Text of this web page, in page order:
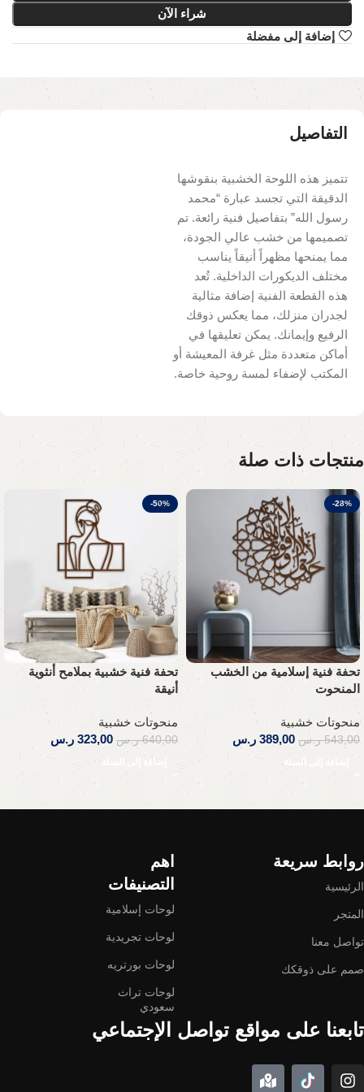
شراء الآن
إضافة إلى مفضلة
التفاصيل
تتميز هذه اللوحة الخشبية بنقوشها
الدقيقة التي تجسد عبارة “محمد
رسول الله” بتفاصيل فنية رائعة. تم
تصميمها من خشب عالي الجودة،
مما يمنحها مظهراً أنيقاً يناسب
مختلف الديكورات الداخلية. تُعد
هذه القطعة الفنية إضافة مثالية
لجدران منزلك، مما يعكس ذوقك
الرفيع وإيمانك. يمكن تعليقها في
أماكن متعددة مثل غرفة المعيشة أو
المكتب لإضفاء لمسة روحية خاصة.
منتجات ذات صلة
-28%
تحفة فنية إسلامية من الخشب
المنحوت
منحوتات خشبية
543,00 ر.س 389,00 ر.س
إضافة إلى السلة
-50%
تحفة فنية خشبية بملامح أنثوية
أنيقة
منحوتات خشبية
640,00 ر.س 323,00 ر.س
إضافة إلى السلة
Read More
روابط سريعة
الرئيسية
المتجر
تواصل معنا
صمم على ذوقكك
اهم
التصنيفات
لوحات إسلامية
لوحات تجريدية
لوحات بورتريه
لوحات تراث
سعودي
تابعنا على مواقع تواصل الإجتماعي